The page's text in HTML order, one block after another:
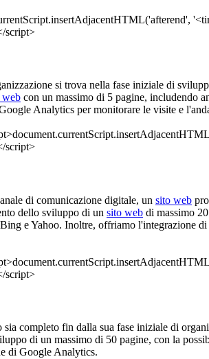
si trova nella fase iniziale di
web con un massimo di 5 pagine, includendo
Analytics per monitorare le visite e
di comunicazione digitale, un sito web
dello sviluppo di un sito web di massimo
e Yahoo. Inoltre, offriamo l'integrazione
completo fin dalla sua fase iniziale di
di un massimo di 50 pagine, con la
di Google Analytics.